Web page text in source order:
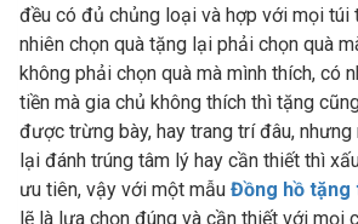
đều có đủ chủng loại và hợp với mọi túi
nhiên chọn quà tặng lại phải chọn quà
không phải chọn quà mà mình thích, có
tiền mà gia chủ không thích thì tặng
được trừng bày, hay trang trí đâu,
lại đánh trúng tâm lý hay cần thiết thì
ưu tiên, vậy với một mẫu Đồng hồ tặng
lẽ là lựa chọn đúng và cần thiết với mọi